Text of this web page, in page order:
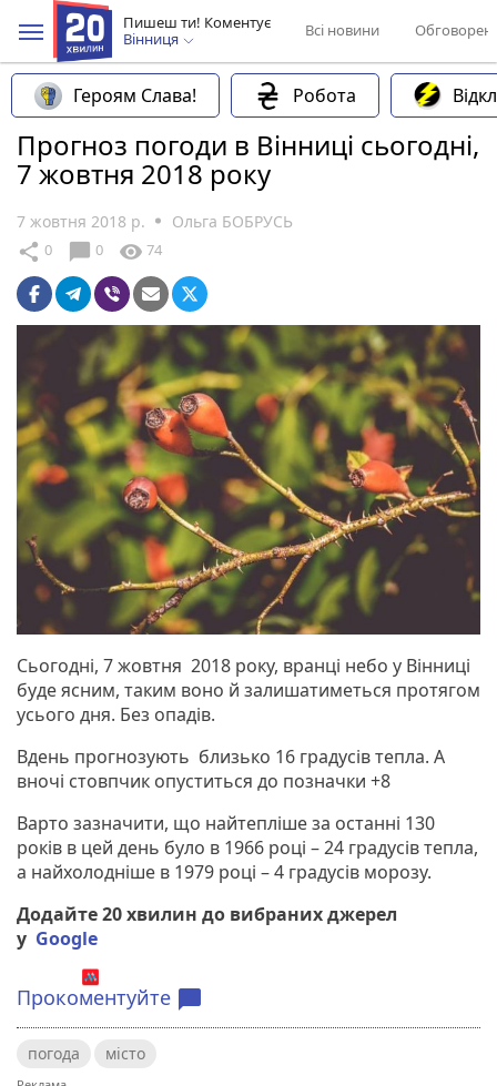
Пишеш ти! Коментує
Вінниця
Всі новини
Героям Слава! Робота
Прогноз погоди в Вінниці сьогодні,
7 жовтня 2018 року
7 жовтня 2018 р. Ольга БОБРУСЬ
share 0 chat_bubble 0 visibility 74
Сьогодні, 7 жовтня 2018 року, вранці небо у Вінниці
буде ясним, таким воно й залишатиметься протягом
усього дня. Без опадів.
Вдень прогнозують близько 16 градусів тепла. А
вночі стовпчик опуститься до позначки +8
Варто зазначити, що найтепліше за останні 130
років в цей день було в 1966 році – 24 градусів тепла,
а найхолодніше в 1979 році – 4 градусів морозу.
Додайте 20 хвилин до вибраних джерел
у Google
Прокоментуйте chat_bubble
погода місто